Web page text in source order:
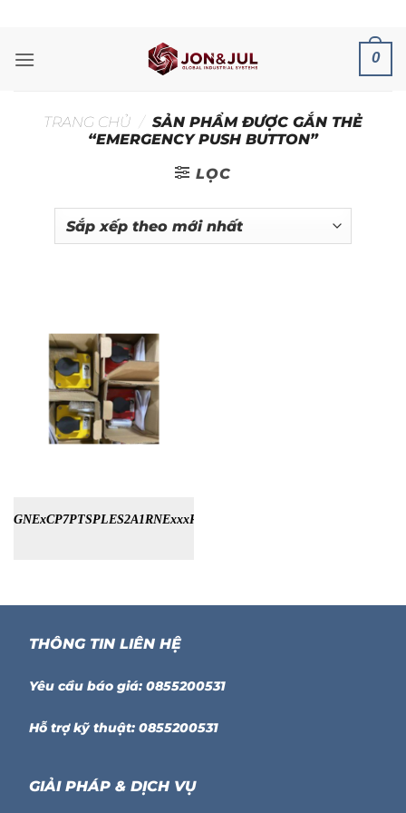
nội
0
TRANG CHỦ / SẢN PHẨM ĐƯỢC GẮN THẺ
“EMERGENCY PUSH BUTTON”
LỌC
GNExCP7PTSPLES2A1RNExxxR
THÔNG TIN LIÊN HỆ
Yêu cầu báo giá: 0855200531
Hỗ trợ kỹ thuật: 0855200531
GIẢI PHÁP & DỊCH VỤ